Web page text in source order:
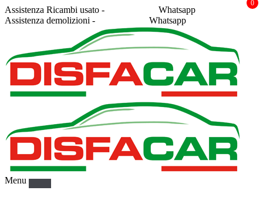
Assistenza Ricambi usato -
Whatsapp
Assistenza demolizioni -
Whatsapp
Menu
0